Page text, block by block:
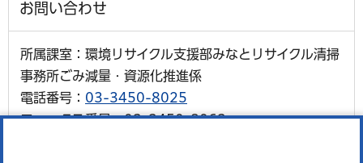
お問い合わせ
所属課室：環境リサイクル支援部みなとリサイクル清掃
事務所ごみ減量・資源化推進係
電話番号： 03-3450-8025
ファックス番号：03-3450-8063